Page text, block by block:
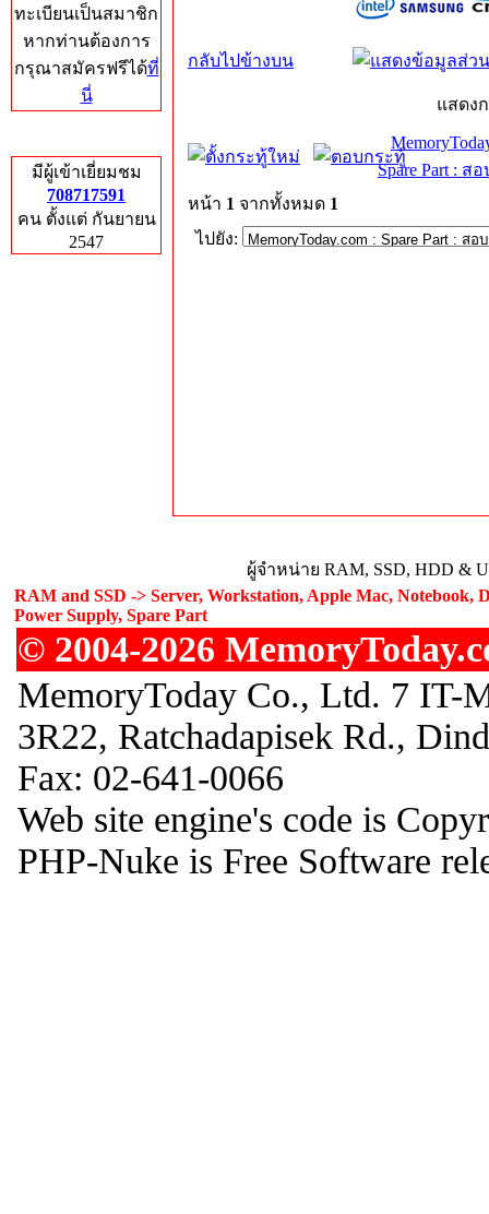
ทะเบียนเป็นสมาชิก
หากท่านต้องการ
กรุณาสมัครฟรีได้ที่
นี่
มีผู้เข้าเยี่ยมชม
708717591
คน ตั้งแต่ กันยายน
2547
กลับไปข้างบน
แสดง
Spare Part : ส
หน้า 1 จากทั้งหมด 1
ไปยัง:
ผู้จำหน่าย RAM, SSD, HDD &
RAM and SSD -> Server, Workstation, Apple Mac, Notebook,
Power Supply, Spare Part
© 2004-2026
MemoryToday Co., Ltd. 7 IT-
3R22, Ratchadapisek Rd.,
Fax: 02-641-0066
Web site engine's code is
PHP-Nuke is Free Software